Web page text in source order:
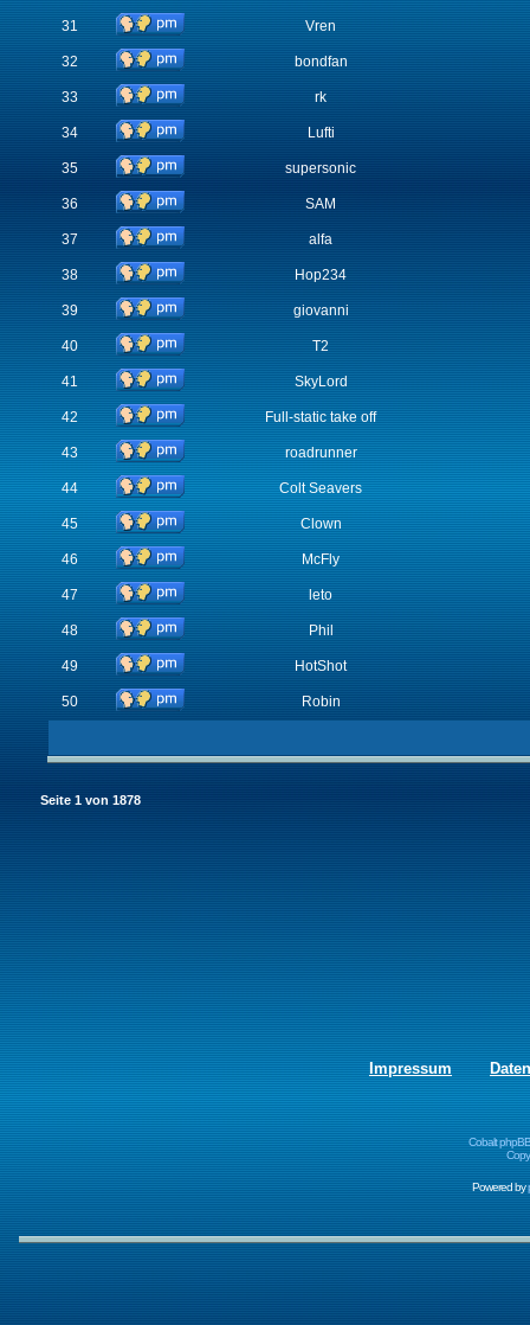
31 Vren
32 bondfan
33 rk
34 Lufti
35 supersonic
36 SAM
37 alfa
38 Hop234
39 giovanni
40 T2
41 SkyLord
42 Full-static take off
43 roadrunner
44 Colt Seavers
45 Clown
46 McFly
47 leto
48 Phil
49 HotShot
50 Robin
Seite 1 von 1878
Impressum
Cobalt
Powered by